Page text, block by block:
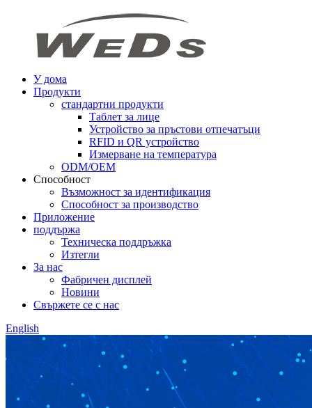
У дома
Продукти
стандартни продукти
Таблет за лице
Устройство за пръстови отпечатъци
RFID и QR устройство
Измерване на температура
ODM/OEM
Способност
Възможност за идентификация
Способност за производство
Приложение
поддържа
Техническа поддръжка
Изтегли
За нас
Фабричен дисплей
Новини
Свържете се с нас
English